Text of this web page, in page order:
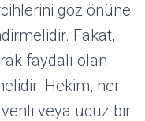
göz önüne
Fakat,
faydalı olan
Hekim, her
veya ucuz bir